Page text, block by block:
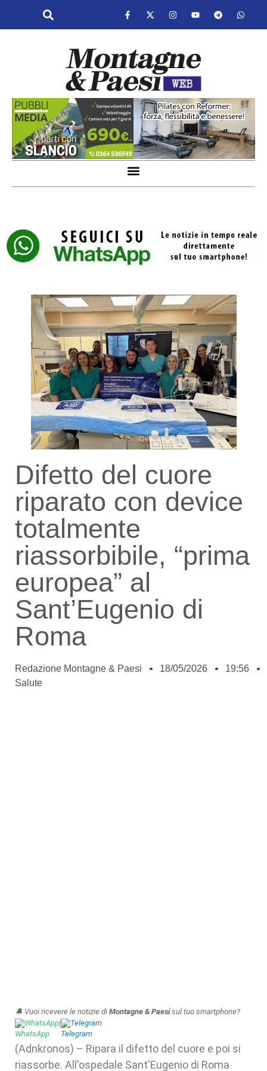
Difetto del cuore
riparato con device
totalmente
riassorbibile, “prima
europea” al
Sant’Eugenio di
Roma
Redazione Montagne & Paesi 18/05/2026
19:56
Salute
🔔 Vuoi ricevere le notizie di Montagne & Paesisul tuo smartphone?
WhatsApp| Telegram
(Adnkronos) – Ripara il difetto del cuore e poi si
riassorbe. All'ospedale Sant'Eugenio di Roma